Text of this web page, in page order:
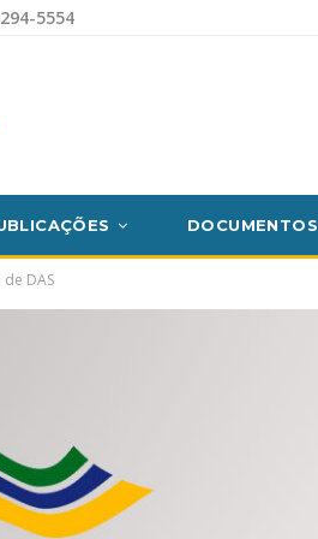
5554
DOCUMENTOS
DAS